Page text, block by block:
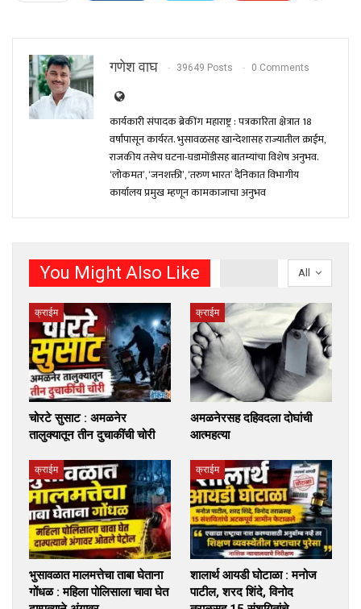
गणेश वाघ 39649 Posts 0 Comments
कार्यकारी संपादक ब्रेकींग महाराष्ट्र : पत्रकारिता क्षेत्रात 18
वर्षांपासून कार्यरत. भुसावळसह खान्देशासह राज्यातील क्राईम,
राजकीय तसेच घटना-घडामोंडीसह बातम्यांचा विशेष अनुभव.
‘लोकमत’, ‘जनशक्ती’, ‘तरुण भारत’ दैनिकात विभागीय
कार्यालय प्रमुख म्हणून कामकाजाचा अनुभव
All
You Might Also Like
क्राईम
चोरटे सुसाट : अमळनेर
तालुक्यातून तीन दुचाकींची चोरी
क्राईम
अमळनेरसह दहिवदला दोघांची
आत्महत्या
क्राईम
भुसावळात मालमत्तेचा ताबा घेताना
गोंधळ : महिला पोलिसाला चावा घेत
क्राईम
शालार्थ आयडी घोटाळा : मनोज
पाटील, शरद शिंदे, विनोद